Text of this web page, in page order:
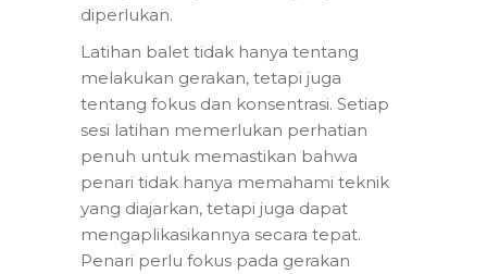
diperlukan.
Latihan balet tidak hanya tentang
melakukan gerakan, tetapi juga
tentang fokus dan konsentrasi. Setiap
sesi latihan memerlukan perhatian
penuh untuk memastikan bahwa
penari tidak hanya memahami teknik
yang diajarkan, tetapi juga dapat
mengaplikasikannya secara tepat.
Penari perlu fokus pada gerakan